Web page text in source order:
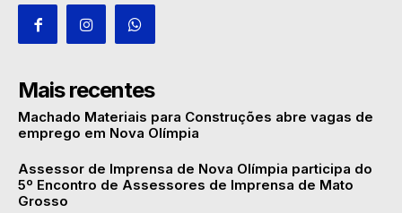
Mais recentes
Machado Materiais para Construções abre vagas de
emprego em Nova Olímpia
Assessor de Imprensa de Nova Olímpia participa do
5º Encontro de Assessores de Imprensa de Mato
Grosso